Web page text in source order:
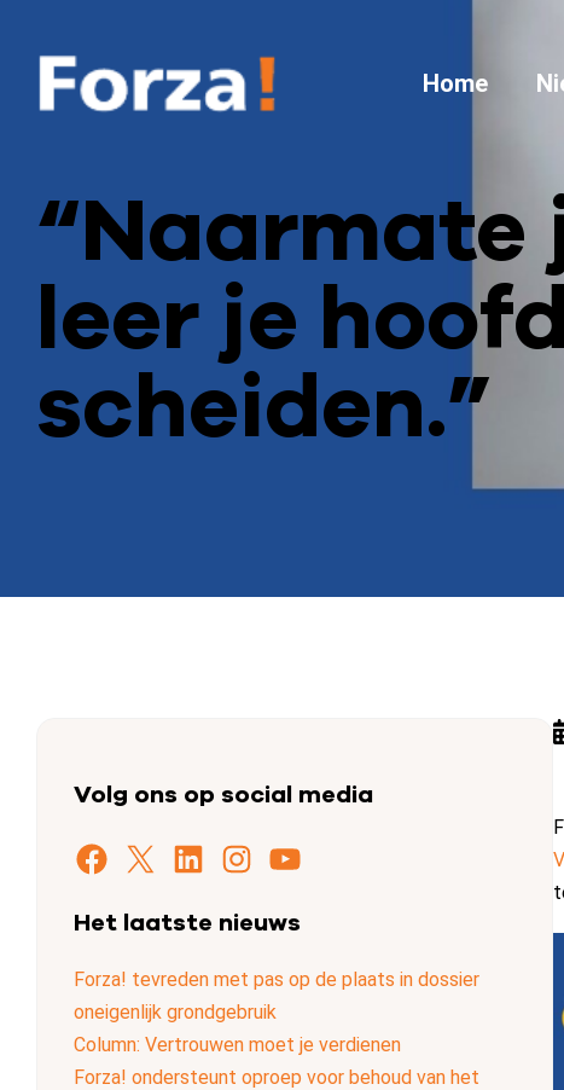
Home
“Naarmate
leer je
scheiden.”
Volg ons op social media
Facebook X LinkedIn Instagram YouTube
Het laatste nieuws
Forza! tevreden met pas op de plaats in dossier
oneigenlijk grondgebruik
Column: Vertrouwen moet je verdienen
Forza! ondersteunt oproep voor behoud van het